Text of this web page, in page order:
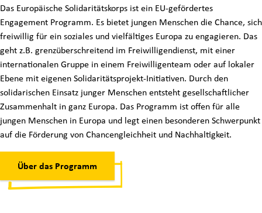
Das Europäische Solidaritätskorps ist ein EU-gefördertes
Engagement Programm. Es bietet jungen Menschen die Chance, sich
freiwillig für ein soziales und vielfältiges Europa zu engagieren. Das
geht z.B. grenzüberschreitend im Freiwilligendienst, mit einer
internationalen Gruppe in einem Freiwilligenteam oder auf lokaler
Ebene mit eigenen Solidaritätsprojekt-Initiativen. Durch den
solidarischen Einsatz junger Menschen entsteht gesellschaftlicher
Zusammenhalt in ganz Europa. Das Programm ist offen für alle
jungen Menschen in Europa und legt einen besonderen Schwerpunkt
auf die Förderung von Chancengleichheit und Nachhaltigkeit.
Über das Programm